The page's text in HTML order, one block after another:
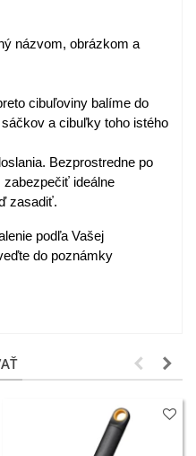
názvom, obrázkom a
cibuľoviny balíme do
a cibuľky toho istého
Bezprostredne po
zabezpečiť ideálne
zasadiť.
podľa Vašej
do poznámky